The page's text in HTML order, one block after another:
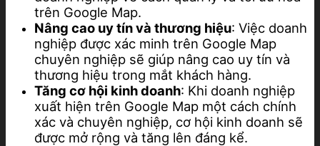
trên Google Map.
Nâng cao uy tín và thương hiệu: Việc doanh
nghiệp được xác minh trên Google Map
chuyên nghiệp sẽ giúp nâng cao uy tín và
thương hiệu trong mắt khách hàng.
Tăng cơ hội kinh doanh: Khi doanh nghiệp
xuất hiện trên Google Map một cách chính
xác và chuyên nghiệp, cơ hội kinh doanh sẽ
được mở rộng và tăng lên đáng kể.